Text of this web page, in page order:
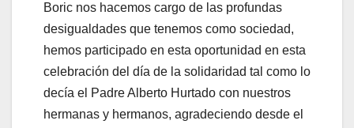
Boric nos hacemos cargo de las profundas
desigualdades que tenemos como sociedad,
hemos participado en esta oportunidad en esta
celebración del día de la solidaridad tal como lo
decía el Padre Alberto Hurtado con nuestros
hermanas y hermanos, agradeciendo desde el